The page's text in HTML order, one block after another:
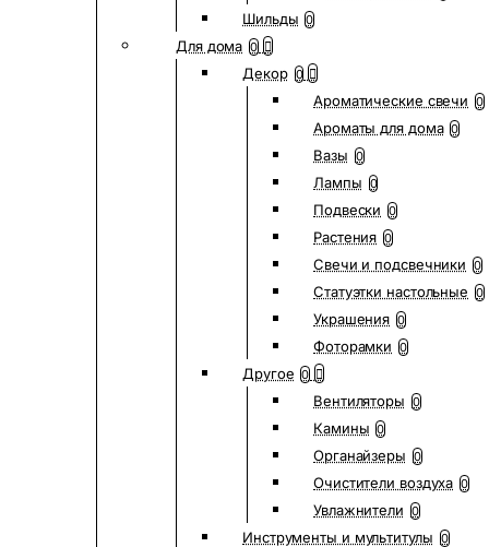
Шильды 0
Для дома 0
Декор 0
Ароматические свечи 0
Ароматы для дома 0
Вазы 0
Лампы 0
Подвески 0
Растения 0
Свечи и подсвечники 0
Статуэтки настольные 0
Украшения 0
Фоторамки 0
Другое 0
Вентиляторы 0
Камины 0
Органайзеры 0
Очистители воздуха 0
Увлажнители 0
Инструменты и мультитулы 0